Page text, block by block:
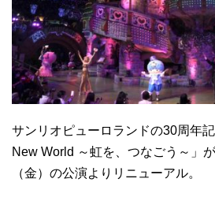
サンリオピューロランドの30周年
New World ～虹を、つなごう～」
（金）の公演よりリニューアル。